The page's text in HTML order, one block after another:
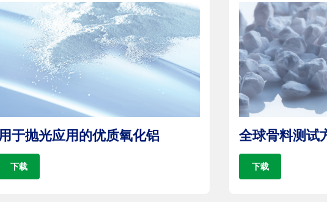
于抛光应用的优质氧化铝
下载
全球骨料测试
下载